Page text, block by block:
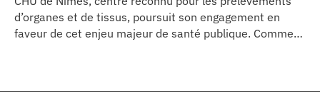
d’organes et de tissus, poursuit son engagement en
faveur de cet enjeu majeur de santé publique. Comme